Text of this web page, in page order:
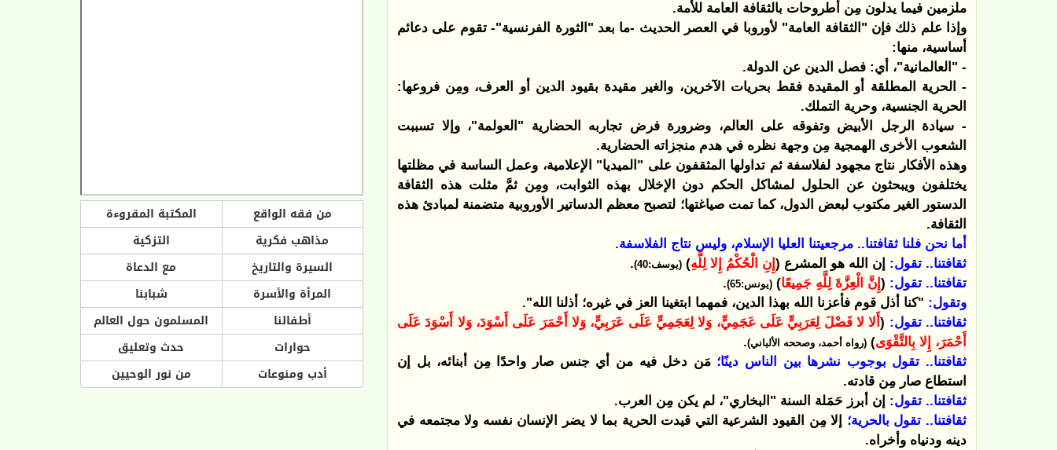
ملزمين فيما يدلون مِن أطروحات بالثقافة العامة للأمة.
وإذا علم ذلك فإن "الثقافة العامة" لأوروبا في العصر الحديث -ما بعد "الثورة الفرنسية"- تقوم على دعائم
أساسية، منها:
- "العالمانية"، أي: فصل الدين عن الدولة.
- الحرية المطلقة أو المقيدة فقط بحريات الآخرين، والغير مقيدة بقيود الدين أو العرف، ومِن فروعها:
الحرية الجنسية، وحرية التملك.
- سيادة الرجل الأبيض وتفوقه على العالم، وضرورة فرض تجاربه الحضارية "العولمة"، وإلا تسببت
الشعوب الأخرى الهمجية مِن وجهة نظره في هدم منجزاته الحضارية.
وهذه الأفكار نتاج مجهود لفلاسفة ثم تداولها المثقفون على "الميديا" الإعلامية، وعمل الساسة في مظلتها
يختلفون ويبحثون عن الحلول لمشاكل الحكم دون الإخلال بهذه الثوابت، ومِن ثمَّ مثلت هذه الثقافة
الدستور الغير مكتوب لبعض الدول، كما تمت صياغتها؛ لتصبح معظم الدساتير الأوروبية متضمنة لمبادئ هذه
الثقافة.
أما نحن فلنا ثقافتنا.. مرجعيتنا العليا الإسلام، وليس نتاج الفلاسفة.
ثقافتنا.. تقول: إن الله هو المشرع (إِنِ الْحُكْمُ إِلا لِلَّهِ) (يوسف:40)
.
تقافتنا.. تقول: (إِنَّ الْعِزَّةَ لِلَّهِ جَمِيعًا) (يونس:65)
.
وتقول: "كنا أذل قوم فأعزنا الله بهذا الدين، فمهما ابتغينا العز في غيره؛ أذلنا الله".
ثقافتنا.. تقول: (أَلا لا فَضْلَ لِعَرَبِيٍّ عَلَى عَجَمِيٍّ، وَلا لِعَجَمِيٍّ عَلَى عَرَبِيٍّ، وَلا أَحْمَرَ عَلَى أَسْوَدَ، وَلا أَسْوَدَ عَلَى
أَحْمَرَ، إِلا بِالتَّقْوَى) (رواه أحمد، وصححه الألباني).
ثقافتنا.. تقول بوجوب نشرها بين الناس دينًا؛ مَن دخل فيه من أي جنس صار واحدًا مِن أبنائه، بل إن
استطاع صار مِن قادته.
ثقافتنا.. تقول: إن أبرز حَمَلة السنة "البخاري"، لم يكن مِن العرب.
ثقافتنا.. تقول بالحرية؛ إلا مِن القيود الشرعية التي قيدت الحرية بما لا يضر الإنسان نفسه ولا مجتمعه في
دينه ودنياه وأخراه.
من فقه الواقع
المكتبة المقروءة
مذاهب فكرية
التزكية
السيرة والتاريخ
مع الدعاة
المرأة والأسرة
شبابنا
أطفالنا
المسلمون حول العالم
حوارات
حدث وتعليق
أدب ومنوعات
من نور الوحيين